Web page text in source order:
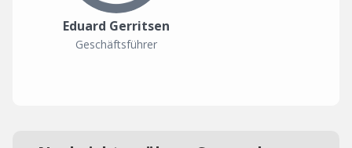
Eduard Gerritsen
Geschäftsführer